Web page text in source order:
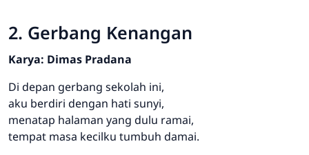
2. Gerbang Kenangan
Karya: Dimas Pradana
Di depan gerbang sekolah ini,
aku berdiri dengan hati sunyi,
menatap halaman yang dulu ramai,
tempat masa kecilku tumbuh damai.